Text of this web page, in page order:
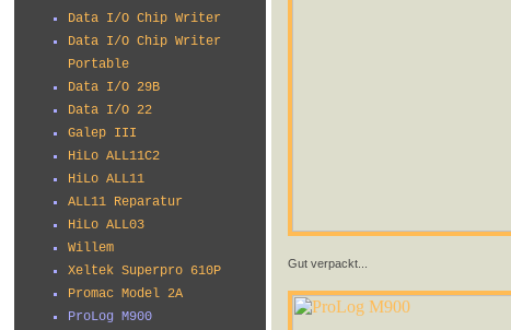
Data I/O Chip Writer
Data I/O Chip Writer
Portable
Data I/O 29B
Data I/O 22
Galep III
HiLo ALL11C2
HiLo ALL11
ALL11 Reparatur
HiLo ALL03
Willem
Xeltek Superpro 610P
Promac Model 2A
ProLog M900
Gut verpackt...